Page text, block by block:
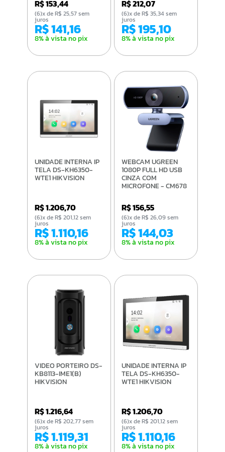
R$ 153,44
R$ 141,16
8% à vista no pix
(6)x de R$ 25,57 sem
juros
R$ 212,07
R$ 195,10
8% à vista no pix
(6)x de R$ 35,34 sem
juros
UNIDADE INTERNA IP
TELA DS-KH6350-
WTE1 HIKVISION
R$ 1.206,70
R$ 1.110,16
8% à vista no pix
(6)x de R$ 201,12 sem
juros
WEBCAM UGREEN
1080P FULL HD USB
CINZA COM
MICROFONE - CM678
R$ 156,55
R$ 144,03
8% à vista no pix
(6)x de R$ 26,09 sem
juros
VIDEO PORTEIRO DS-
KB8113-IME1(B)
HIKVISION
R$ 1.216,64
R$ 1.119,31
8% à vista no pix
(6)x de R$ 202,77 sem
juros
UNIDADE INTERNA IP
TELA DS-KH6350-
WTE1 HIKVISION
R$ 1.206,70
R$ 1.110,16
8% à vista no pix
(6)x de R$ 201,12 sem
juros